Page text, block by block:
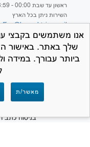
שלך באתר. באישור
ביותר עבורך. במידה
מאשר/ת
ראשון עד שבת 00:00 - 23:59
השירות ניתן בכל הארץ
למען הסר
אינה נותנת
משפטיים
בניסוח כתב